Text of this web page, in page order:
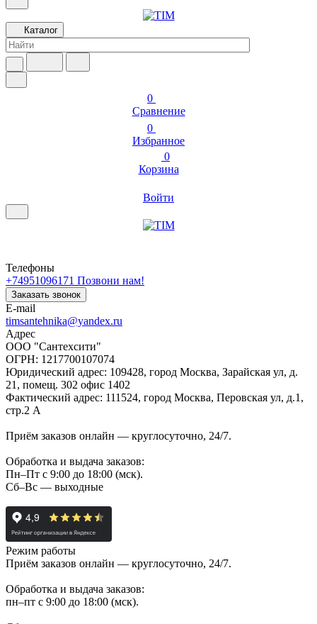
Каталог
0
Сравнение
0
Избранное
0
Корзина
Войти
Телефоны
+74951096171 Позвони нам!
Заказать звонок
E-mail
timsantehnika@yandex.ru
Адрес
ООО "Сантехсити"
ОГРН: 1217700107074
Юридический адрес: 109428, город Москва, Зарайская ул, д.
21, помещ. 302 офис 1402
Фактический адрес: 111524, город Москва, Перовская ул, д.1,
стр.2 А
Приём заказов онлайн — круглосуточно, 24/7.
Обработка и выдача заказов:
Пн–Пт с 9:00 до 18:00 (мск).
Сб–Вс — выходные
Режим работы
Приём заказов онлайн — круглосуточно, 24/7.
Обработка и выдача заказов:
пн–пт с 9:00 до 18:00 (мск).